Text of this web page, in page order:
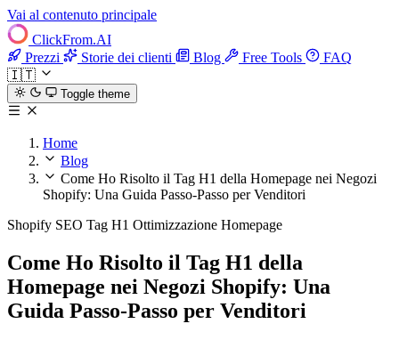
Vai al contenuto principale
ClickFrom.AI
Prezzi
Storie dei clienti Blog Free Tools
FAQ
🇮🇹
Toggle theme
Home
Blog
Come Ho Risolto il Tag H1 della Homepage nei Negozi
Shopify: Una Guida Passo-Passo per Venditori
Shopify SEO Tag H1 Ottimizzazione Homepage
Come Ho Risolto il Tag H1 della
Homepage nei Negozi Shopify: Una
Guida Passo-Passo per Venditori